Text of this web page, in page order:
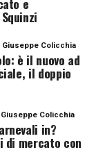
Giuseppe Colicchia
è il nuovo ad
il doppio
Giuseppe Colicchia
in?
di mercato con